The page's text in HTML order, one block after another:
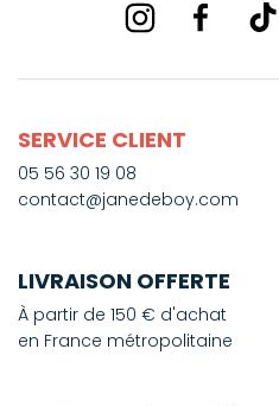
SERVICE CLIENT
05 56 30 19 08
contact@janedeboy.com
LIVRAISON OFFERTE
À partir de 150 € d'achat
en France métropolitaine